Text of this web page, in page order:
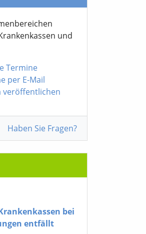
und
Termine
per E-Mail
veröffentlichen
Haben Sie Fragen?
bei
entfällt